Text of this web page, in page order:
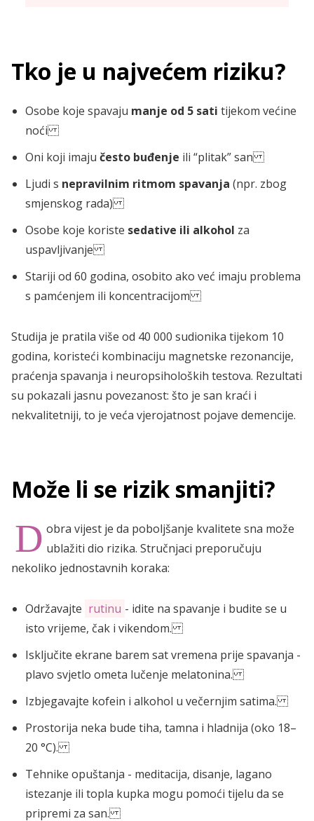
Tko je u najvećem riziku?
Osobe koje spavaju manje od 5 sati tijekom većine
noći
Oni koji imaju često buđenje ili “plitak” san
Ljudi s nepravilnim ritmom spavanja (npr. zbog
smjenskog rada)
Osobe koje koriste sedative ili alkohol za
uspavljivanje
Stariji od 60 godina, osobito ako već imaju problema
s pamćenjem ili koncentracijom
Studija je pratila više od 40 000 sudionika tijekom 10
godina, koristeći kombinaciju magnetske rezonancije,
praćenja spavanja i neuropsiholoških testova. Rezultati
su pokazali jasnu povezanost: što je san kraći i
nekvalitetniji, to je veća vjerojatnost pojave demencije.
Može li se rizik smanjiti?
D obra vijest je da poboljšanje kvalitete sna može
ublažiti dio rizika. Stručnjaci preporučuju
nekoliko jednostavnih koraka:
Održavajte rutinu - idite na spavanje i budite se u
isto vrijeme, čak i vikendom.
Isključite ekrane barem sat vremena prije spavanja -
plavo svjetlo ometa lučenje melatonina.
Izbjegavajte kofein i alkohol u večernjim satima.
Prostorija neka bude tiha, tamna i hladnija (oko 18–
20 °C).
Tehnike opuštanja - meditacija, disanje, lagano
istezanje ili topla kupka mogu pomoći tijelu da se
pripremi za san.